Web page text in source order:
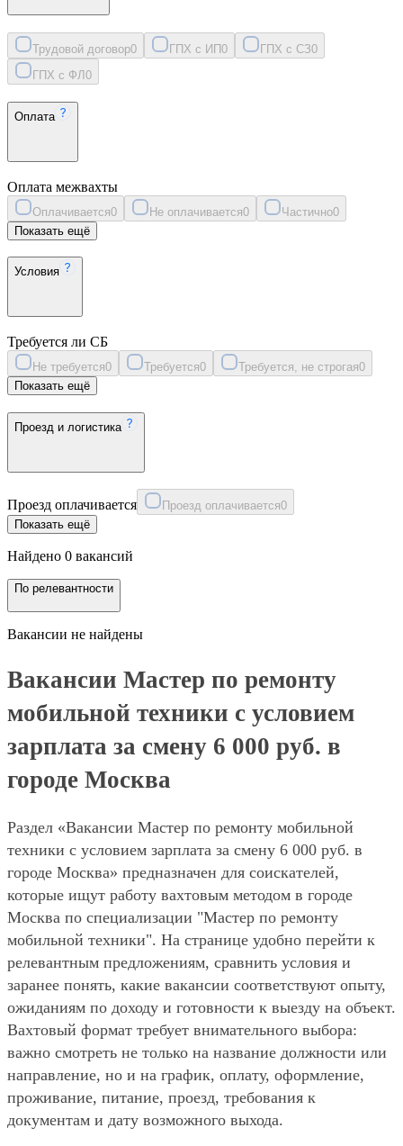
Трудовой договор0 ГПХ с ИП0 ГПХ с СЗ0
ГПХ с ФЛ 0
Оплата
Оплата межвахты
Оплачивается0 Не оплачивается0 Частично0
Показать ещё
Условия
Требуется ли СБ
Не требуется0 Требуется0 Требуется, не строгая0
Показать ещё
Проезд и логистика
Проезд оплачивается Проезд оплачивается0
Показать ещё
Найдено 0 вакансий
По релевантности
Вакансии не найдены
Вакансии Мастер по ремонту
мобильной техники с условием
зарплата за смену 6 000 руб. в
городе Москва
Раздел «Вакансии Мастер по ремонту мобильной
техники с условием зарплата за смену 6 000 руб. в
городе Москва» предназначен для соискателей,
которые ищут работу вахтовым методом в городе
Москва по специализации "Мастер по ремонту
мобильной техники". На странице удобно перейти к
релевантным предложениям, сравнить условия и
заранее понять, какие вакансии соответствуют опыту,
ожиданиям по доходу и готовности к выезду на объект.
Вахтовый формат требует внимательного выбора:
важно смотреть не только на название должности или
направление, но и на график, оплату, оформление,
проживание, питание, проезд, требования к
документам и дату возможного выхода.